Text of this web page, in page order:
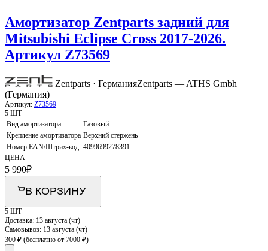
Амортизатор Zentparts задний для
Mitsubishi Eclipse Cross 2017-2026.
Артикул Z73569
Zentparts · ГерманияZentparts — ATHS Gmbh
(Германия)
Артикул: Z73569
5 ШТ
Вид амортизатора
Газовый
Крепление амортизатора Верхний стержень
Номер EAN/Штрих-код 4099699278391
ЦЕНА
5 990₽
В КОРЗИНУ
5 ШТ
Доставка: 13 августа (чт)
Самовывоз: 13 августа (чт)
300 ₽ (бесплатно от 7000 ₽)